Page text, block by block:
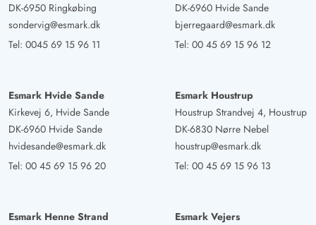
DK-6950 Ringkøbing
sondervig@esmark.dk
Tel: 0045 69 15 96 11
DK-6960 Hvide Sande
bjerregaard@esmark.dk
Tel: 00 45 69 15 96 12
Esmark Hvide Sande
Kirkevej 6, Hvide Sande
DK-6960 Hvide Sande
hvidesande@esmark.dk
Tel: 00 45 69 15 96 20
Esmark Houstrup
Houstrup Strandvej 4, Houstrup
DK-6830 Nørre Nebel
houstrup@esmark.dk
Tel: 00 45 69 15 96 13
Esmark Henne Strand
Esmark Vejers